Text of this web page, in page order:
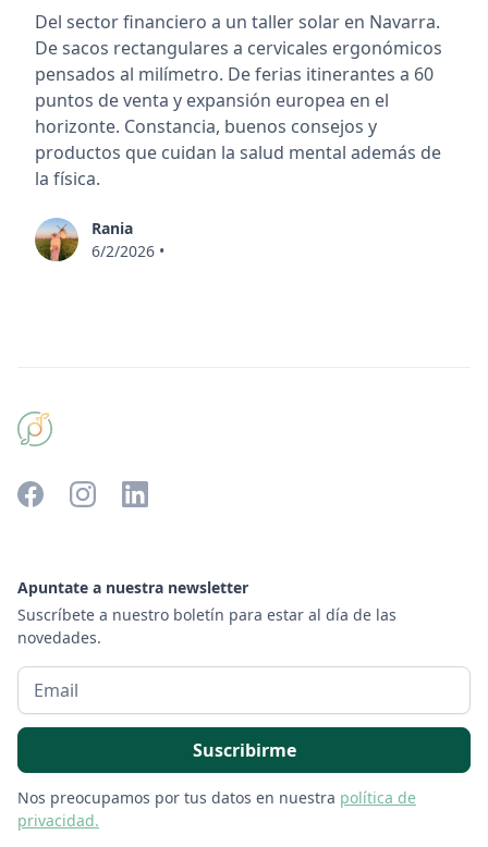
Del sector financiero a un taller solar en Navarra.
De sacos rectangulares a cervicales ergonómicos
pensados al milímetro. De ferias itinerantes a 60
puntos de venta y expansión europea en el
horizonte. Constancia, buenos consejos y
productos que cuidan la salud mental además de
la física.
Rania
6/2/2026 •
Apuntate a nuestra newsletter
Suscríbete a nuestro boletín para estar al día de las
novedades.
Nos preocupamos por tus datos en nuestra política de
privacidad.